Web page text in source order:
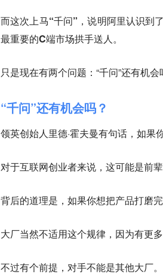
而这次上马“千问”，说明阿里认识到
最重要的C端市场拱手送人。
只是现在有两个问题：“千问”还有机
“千问”还有机会吗？
领英创始人里德·霍夫曼有句话，如
对于互联网创业者来说，这可能是前
背后的道理是，如果你想把产品打磨
大厂当然不适用这个规律，因为有更
不过有个前提，对手不能是其他大厂。